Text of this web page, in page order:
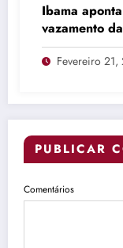
Ibama
vazamento
Amazonas
Fevereiro
PUBLICAR
Comentários